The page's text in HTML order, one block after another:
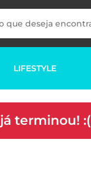
LIFESTYLE
terminou! :(